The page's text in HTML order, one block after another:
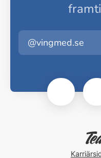
@vingmed.se